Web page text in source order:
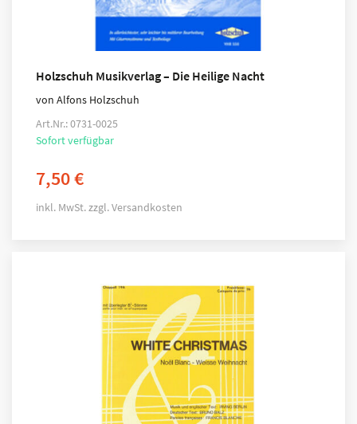
Holzschuh Musikverlag – Die Heilige Nacht
von Alfons Holzschuh
Art.Nr.: 0731-0025
Sofort verfügbar
7,50€
inkl. MwSt. zzgl.Versandkosten